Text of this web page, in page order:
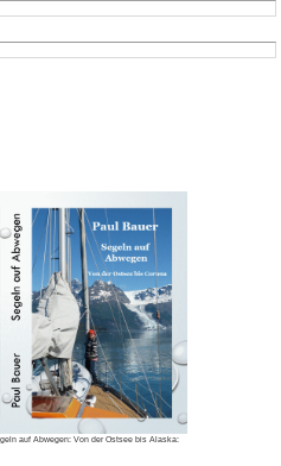
auf Abwegen: Von der Ostsee bis Alaska: